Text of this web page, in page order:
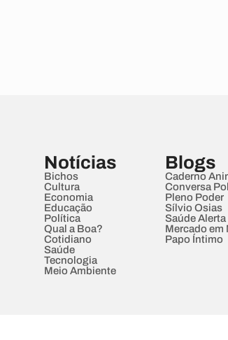
Notícias
Bichos
Cultura
Economia
Educação
Política
Qual a Boa?
Cotidiano
Saúde
Tecnologia
Meio Ambiente
Blogs
Caderno
Conversa
Pleno Poder
Sílvio Osias
Saúde Alerta
Mercado em
Papo Íntimo